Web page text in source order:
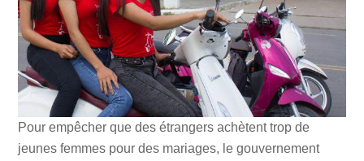
Pour empêcher que des étrangers achètent trop de
jeunes femmes pour des mariages, le gouvernement